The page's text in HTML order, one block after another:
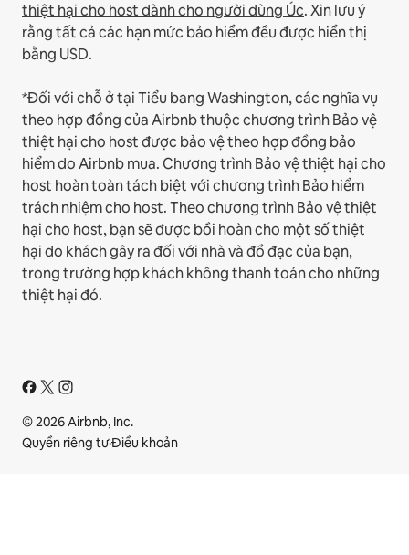
thiệt hại cho host dành cho người dùng Úc. Xin lưu ý
rằng tất cả các hạn mức bảo hiểm đều được hiển thị
bằng USD.
*Đối với chỗ ở tại Tiểu bang Washington, các nghĩa vụ
theo hợp đồng của Airbnb thuộc chương trình Bảo vệ
thiệt hại cho host được bảo vệ theo hợp đồng bảo
hiểm do Airbnb mua. Chương trình Bảo vệ thiệt hại cho
host hoàn toàn tách biệt với chương trình Bảo hiểm
trách nhiệm cho host. Theo chương trình Bảo vệ thiệt
hại cho host, bạn sẽ được bồi hoàn cho một số thiệt
hại do khách gây ra đối với nhà và đồ đạc của bạn,
trong trường hợp khách không thanh toán cho những
thiệt hại đó.
© 2026 Airbnb, Inc.
Quyền riêng tư·Điều khoản